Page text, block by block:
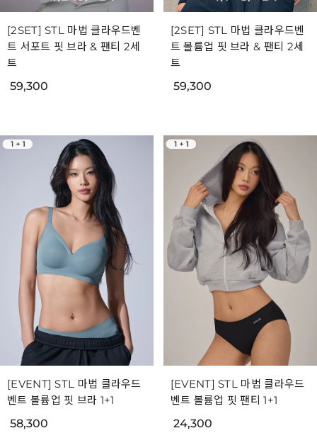
[2SET] STL 마법 클라우드벤
트 서포트 핏 브라 & 팬티 2세
트
59,300
[2SET] STL 마법 클라우드벤
트 볼륨업 핏 브라 & 팬티 2세
트
59,300
[EVENT] STL 마법 클라우드
벤트 볼륨업 핏 브라 1+1
58,300
[EVENT] STL 마법 클라우드
벤트 볼륨업 핏 팬티 1+1
24,300